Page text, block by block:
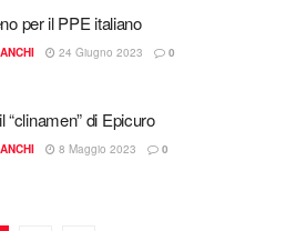
per il PPE italiano
24 Giugno 2023 0
“clinamen” di Epicuro
8 Maggio 2023 0